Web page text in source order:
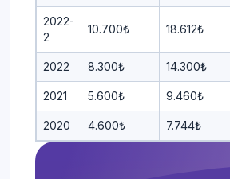
2022-
2
10.700₺ 18.612₺
2022 8.300₺ 14.300₺
2021 5.600₺ 9.460₺
2020 4.600₺ 7.744₺